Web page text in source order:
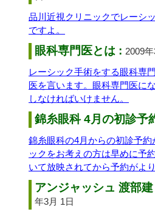
品川近視クリニックでレーシ
ですよ。
眼科専門医とは : 2009
レーシック手術をする眼科専
医を言います。眼科専門医に
しなければいけません。
錦糸眼科 4月の初診予
錦糸眼科の4月からの初診予
ックをお考えの方は早めに予
いて放映されてから予約がよ
アンジャッシュ 渡部
年3月 1日